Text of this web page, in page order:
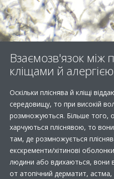
Взаємозв'язок між
кліщами й алергією
Оскільки пліснява й кліщі
середовищу, то при високій
розмножуються. Більше того,
харчуються пліснявою, то
там, де розмножується
екскременти/хітинові
людини або вдихаються, вони
от атопічний дерматит, астма,